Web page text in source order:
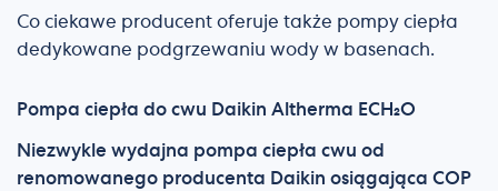
Co ciekawe producent oferuje także pompy ciepła
dedykowane podgrzewaniu wody w basenach.
Pompa ciepła do cwu Daikin Altherma ECH₂O
Niezwykle wydajna pompa ciepła cwu od
renomowanego producenta Daikin osiągająca COP